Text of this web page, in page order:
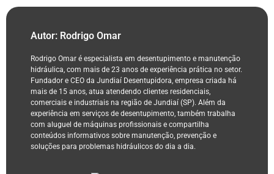
Autor: Rodrigo Omar
Rodrigo Omar é especialista em desentupimento e manutenção
hidráulica, com mais de 23 anos de experiência prática no setor.
Fundador e CEO da Jundiaí Desentupidora, empresa criada há
mais de 15 anos, atua atendendo clientes residenciais,
comerciais e industriais na região de Jundiaí (SP). Além da
experiência em serviços de desentupimento, também trabalha
com aluguel de máquinas profissionais e compartilha
conteúdos informativos sobre manutenção, prevenção e
soluções para problemas hidráulicos do dia a dia.